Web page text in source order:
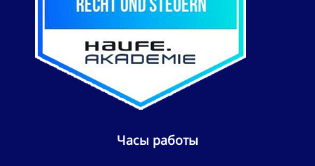
Часы работы